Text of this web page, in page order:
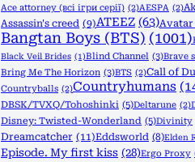
Ace attorney (всі ігри серії) (2)AESPA (2)
Assassin's creed (9)ATEEZ (63)Avatar
Bangtan Boys (BTS) (1001)
Black Veil Brides (1)Blind Channel (3)Brave
Bring Me The Horizon (3)BTS (2)Call of
Countryballs (2)Countryhumans
DBSK/TVXQ/Tohoshinki (5)Deltarune (2)
Disney: Twisted-Wonderland (5)Divinity
Dreamcatcher (11)Eddsworld (8)Elden
Episode. My first kiss (28)Ergo Proxy